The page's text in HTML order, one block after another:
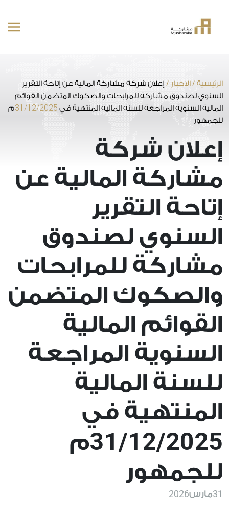
المحتوى
الرئيسية /الاخبار / إعلان شركة مشاركة المالية عن إتاحة التقرير
السنوي لصندوق مشاركة للمرابحات والصكوك المتضمن القوائم
المالية السنوية المراجعة للسنة المالية المنتهية في 31/12/2025م
للجمهور
إعلان شركة
مشاركة المالية عن
إتاحة التقرير
السنوي لصندوق
مشاركة للمرابحات
والصكوك المتضمن
القوائم المالية
السنوية المراجعة
للسنة المالية
المنتهية في
31/12/2025م
للجمهور
31مارس2026